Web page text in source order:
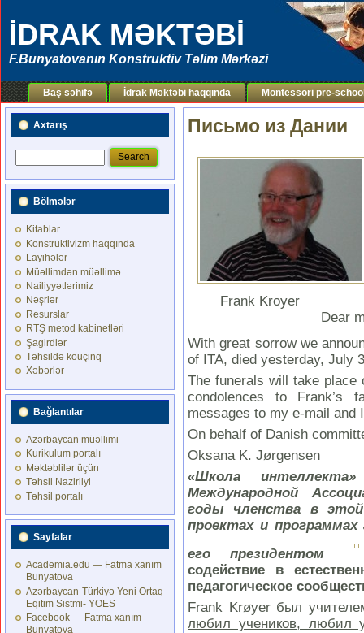
İDRAK MƏKTƏBİ
F.Bunyatovanın Konstruktiv Təlim Mərkəzi
Baş səhifə İdrak Məktəbi haqqında Montessori pre-
Axtarış
Bölmələr
Kitablar
Konstruktivizm haqqında
Layihələr
Müəllimdən müəllimə
Nailiyyətlərimiz
Nəşrlər
Resurslar
RTŞ metod kabinetləri
Şagirdlər
Təhsildə kouçinq
Xəbərlər
Bağlantılar
Azərbaycan müəllimi
Kurikulum portalı
Məktəblilər üçün
Təhsil Nazirliyi
Təhsil portalı
Sayfalar
Academia.edu — Fatma xanım
Bunyatova
Azərbaycan-Türkiyə Yeni Ortaq
Eqitim Sistmi- YOES
Facebook — Fatma xanım
Bunyatova
Письмо из Дании
Frank Kroyer
Dear
With great sorrow we
of ITA, died yesterday, July
The funerals will take
condolences to Frank’s
messages to my e-mail and
On behalf of Danish
Oksana K. Jørgensen
«Школа
Международной
годы членства в этой
проектах и
его президентом
содействие в
педагогическое
Frank Krøyerбыл
любил учеников, любил